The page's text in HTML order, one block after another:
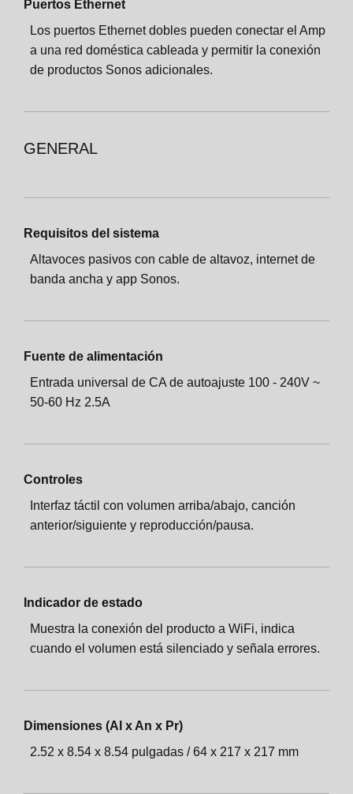
Puertos Ethernet
Los puertos Ethernet dobles pueden conectar el Amp
a una red doméstica cableada y permitir la conexión
de productos Sonos adicionales.
GENERAL
Requisitos del sistema
Altavoces pasivos con cable de altavoz, internet de
banda ancha y app Sonos.
Fuente de alimentación
Entrada universal de CA de autoajuste 100 - 240V ~
50-60 Hz 2.5A
Controles
Interfaz táctil con volumen arriba/abajo, canción
anterior/siguiente y reproducción/pausa.
Indicador de estado
Muestra la conexión del producto a WiFi, indica
cuando el volumen está silenciado y señala errores.
Dimensiones (Al x An x Pr)
2.52 x 8.54 x 8.54 pulgadas / 64 x 217 x 217 mm